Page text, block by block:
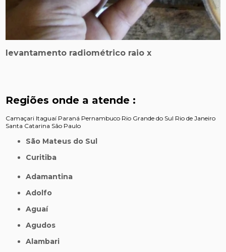
levantamento radiométrico raio x
Regiões onde a atende :
Camaçari Itaguaí Paraná Pernambuco Rio Grande do Sul Rio de Janeiro
Santa Catarina São Paulo
São Mateus do Sul
Curitiba
Adamantina
Adolfo
Aguaí
Agudos
Alambari